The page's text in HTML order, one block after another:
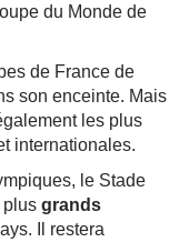
du Monde de
de France de
son enceinte. Mais
les plus
internationales.
le Stade
plus grands
Il restera